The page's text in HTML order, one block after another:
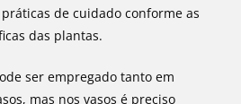
de cuidado conforme as
das plantas.
ser empregado tanto em
mas nos vasos é preciso